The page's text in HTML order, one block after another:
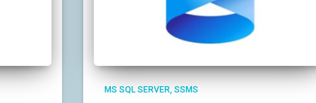
MS SQL SERVER SSMS